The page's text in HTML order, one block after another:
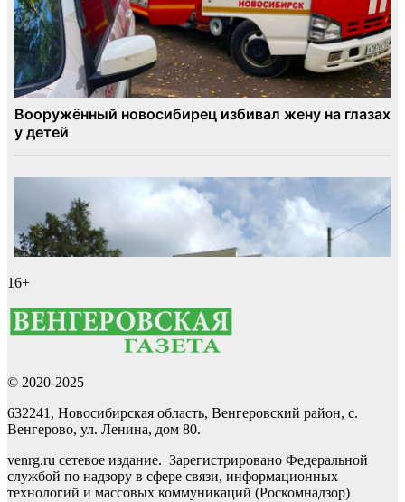
16+
© 2020-2025
632241, Новосибирская область, Венгеровский район, с.
Венгерово, ул. Ленина, дом 80.
venrg.ru сетевое издание. Зарегистрировано Федеральной
службой по надзору в сфере связи, информационных
технологий и массовых коммуникаций (Роскомнадзор)